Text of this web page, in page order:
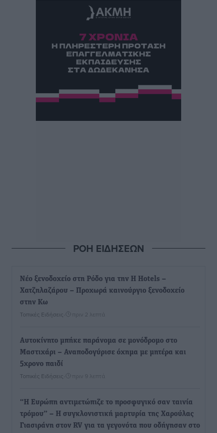
ΡΟΗ ΕΙΔΗΣΕΩΝ
Νέο ξενοδοχείο στη Ρόδο για την H Hotels –
Χατζηλαζάρου – Προχωρά καινούργιο ξενοδοχείο
στην Κω
Τοπικές Ειδήσεις πριν 2 λεπτά
Αυτοκίνητο μπήκε παράνομα σε μονόδρομο στο
Μαστιχάρι – Αναποδογύρισε όχημα με μητέρα και
5χρονο παιδί
Τοπικές Ειδήσεις πριν 9 λεπτά
“Η Ευρώπη αντιμετώπιζε το προσφυγικό σαν ταινία
τρόμου” – Η συγκλονιστική μαρτυρία της Χαρούλας
Γιασιράνη στον RV για τα γεγονότα που οδήγησαν στο